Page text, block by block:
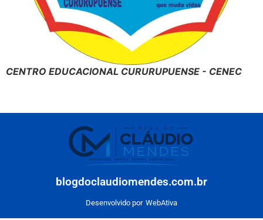
CENTRO EDUCACIONAL CURURUPUENSE - CENEC
blogdoclaudiomendes.com.br
Desenvolvido por WebAtiva